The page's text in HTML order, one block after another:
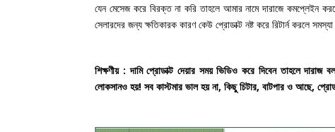
যেন মেসেজ করে বিরক্ত না করি তাহলে আমার নামে দারাজে কমপ্লেইন
সেলারদের জন্য ক্ষতিকারক কারণ কেউ প্রোডাক্ট নষ্ট করে রিটার্ন করলে
শিক্ষণীয় : দামি প্রোডাক্ট দেয়ার সময় ভিডিও করে দিবেন তাহলে
লোকসানও হয়! সব কাস্টমার ভাল হয় না, কিছু চিটার, বাটপার ও আছে,